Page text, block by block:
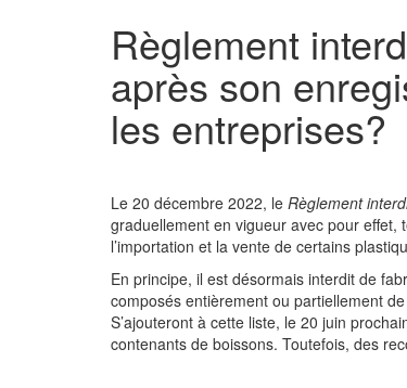
Règlement
après son
les entreprises?
Le 20 décembre 2022, le Règlement
graduellement en vigueur avec pour effet,
l’importation et la vente de certains
En principe, il est désormais interdit de
composés entièrement ou partiellement
S’ajouteront à cette liste, le 20 juin
contenants de boissons. Toutefois, des